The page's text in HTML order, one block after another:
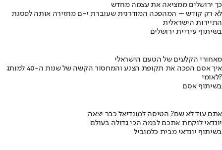
כך ירושלים ממציאה את עצמה מחדש
לא רק קודש – המהפכה המודרנית שעוברת י-ם מחזירה אותה לפסגת
התיירות הישראלית
בשיתוף עיריית ירושלים
מאחורי הקלעים של הטעם הישראלי
איך אסם הפכה את תקופת הצנע והמחסור הקשה של שנות ה-40 למותג
לאומי?
בשיתוף אסם
אתם עוד לא שם? הטיסה למונדיאל כבר יצאה
יונדאי לוקחת אתכם לבמה הכי גדולה בעולם
בשיתוף יונדאי מבית כלמוביל